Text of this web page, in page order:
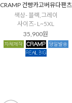
CRAMP 건빵카고버뮤다팬츠
색상- 블랙,그레이
사이즈- L~5XL
35,900원